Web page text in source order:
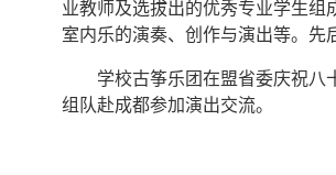
业教师及选拔出的优秀专业学生
室内乐的演奏、创作与演出等。
学校古筝乐团在盟省委庆祝八
组队赴成都参加演出交流。